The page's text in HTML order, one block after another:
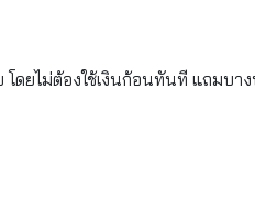
ดยไม่ต้องใช้เงินก้อนทันที แถมบา